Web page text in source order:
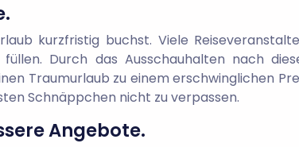
kurzfristig buchst. Viele
Durch das Ausschauhalten nach
Traumurlaub zu einem erschwinglichen
Schnäppchen nicht zu verpassen.
Angebote.